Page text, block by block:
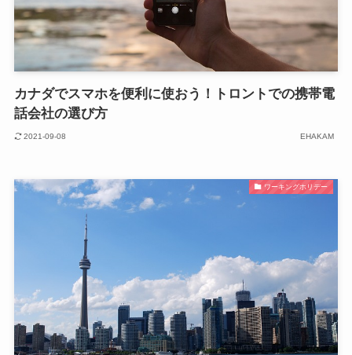
カナダでスマホを便利に使おう！トロントでの携帯電
話会社の選び方
2021-09-08 EHAKAM
ワーキングホリデー